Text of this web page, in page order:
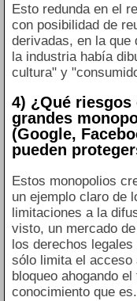
Esto redunda en el
con posibilidad de
derivadas, en la que
la industria había
cultura" y
4) ¿Qué
grandes
(Google,
pueden
Estos monopolios
un ejemplo claro de
limitaciones a la
visto, un mercado
los derechos
sólo limita el acceso
bloqueo ahogando
conocimiento que